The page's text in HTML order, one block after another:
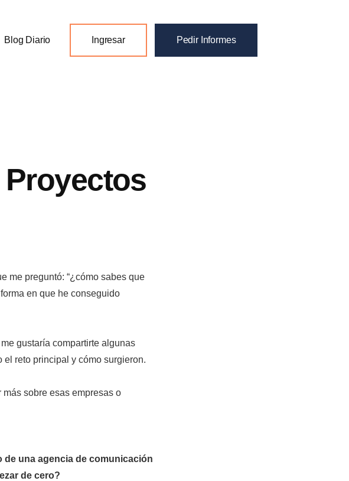
Blog Diario Ingresar Pedir Informes
Proyectos
me preguntó: “¿cómo sabes que
en que he conseguido
gustaría compartirte algunas
el reto principal y cómo surgieron.
sobre esas empresas o
una agencia de comunicación
de cero?